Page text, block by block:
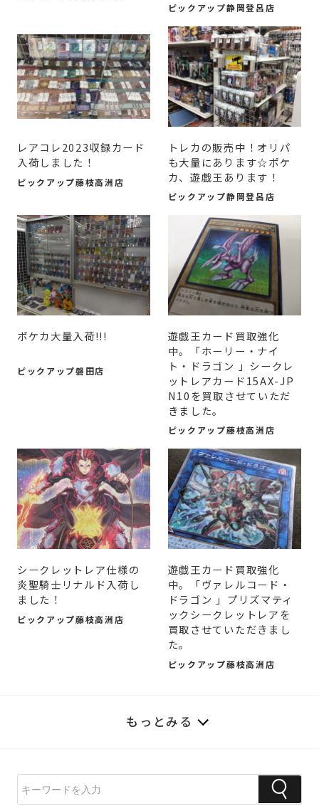
ピックアップ静岡登呂店
レアコレ2023収録カード
入荷しました！
ピックアップ藤枝高洲店
トレカの販売中！オリパ
も大量にあります☆ポケ
カ、遊戯王あります！
ピックアップ静岡登呂店
ポケカ大量入荷!!!
ピックアップ磐田店
遊戯王カード買取強化
中。「ホーリー・ナイ
ト・ドラゴン 」シークレ
ットレアカード15AX-JP
N10を買取させていただ
きました。
ピックアップ藤枝高洲店
シークレットレア仕様の
炎聖騎士リナルド入荷し
ました！
ピックアップ藤枝高洲店
遊戯王カード買取強化
中。「ヴァレルコード・
ドラゴン 」プリズマティ
ックシークレットレアを
買取させていただきまし
た。
ピックアップ藤枝高洲店
もっとみる